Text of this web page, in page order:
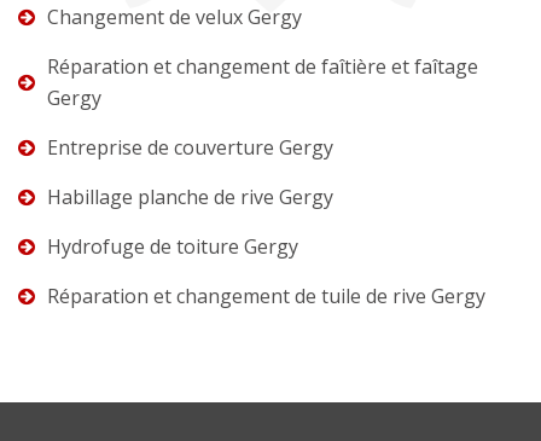
Changement de velux Gergy
Réparation et changement de faîtière et faîtage
Gergy
Entreprise de couverture Gergy
Habillage planche de rive Gergy
Hydrofuge de toiture Gergy
Réparation et changement de tuile de rive Gergy